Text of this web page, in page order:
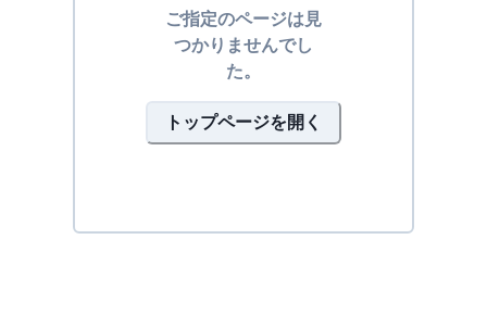
ご指定のページは見
つかりませんでし
た。
トップページを開く